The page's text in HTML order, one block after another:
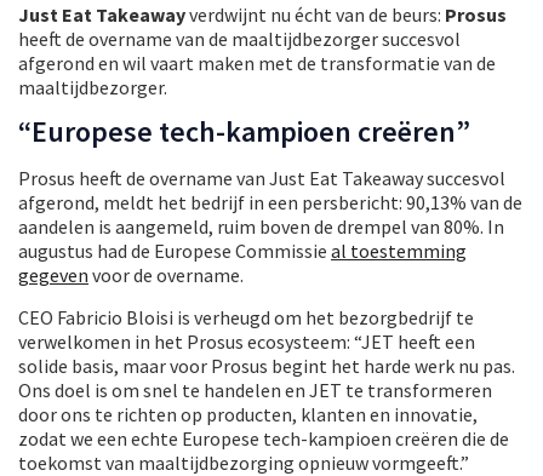
Just Eat Takeawayverdwijnt nu écht van de beurs: Prosus
heeft de overname van de maaltijdbezorger succesvol
afgerond en wil vaart maken met de transformatie van de
maaltijdbezorger.
“Europese tech-kampioen creëren”
Prosus heeft de overname van Just Eat Takeaway succesvol
afgerond, meldt het bedrijf in een persbericht: 90,13% van de
aandelen is aangemeld, ruim boven de drempel van 80%. In
augustus had de Europese Commissie al toestemming
gegeven voor de overname.
CEO Fabricio Bloisi is verheugd om het bezorgbedrijf te
verwelkomen in het Prosus ecosysteem: “JET heeft een
solide basis, maar voor Prosus begint het harde werk nu pas.
Ons doel is om snel te handelen en JET te transformeren
door ons te richten op producten, klanten en innovatie,
zodat we een echte Europese tech-kampioen creëren die de
toekomst van maaltijdbezorging opnieuw vormgeeft.”